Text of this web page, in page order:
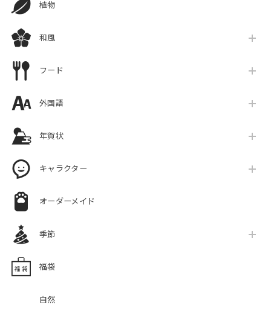
植物
和風
フード
外国語
年賀状
キャラクター
オーダーメイド
季節
福袋
自然